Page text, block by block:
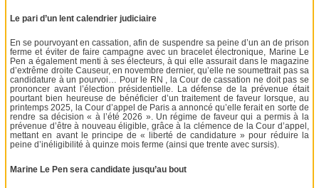
Le pari d’un lent calendrier judiciaire
En se pourvoyant en cassation, afin de suspendre sa peine d’un an de prison
ferme et éviter de faire campagne avec un bracelet électronique, Marine Le
Pen a également menti à ses électeurs, à qui elle assurait dans le magazine
d’extrême droite Causeur, en novembre dernier, qu’elle ne soumettrait pas sa
candidature à un pourvoi… Pour le RN , la Cour de cassation ne doit pas se
prononcer avant l’élection présidentielle. La défense de la prévenue était
pourtant bien heureuse de bénéficier d’un traitement de faveur lorsque, au
printemps 2025, la Cour d’appel de Paris a annoncé qu’elle ferait en sorte de
rendre sa décision « à l’été 2026 ». Un régime de faveur qui a permis à la
prévenue d’être à nouveau éligible, grâce à la clémence de la Cour d’appel,
mettant en avant le principe de « liberté de candidature » pour réduire la
peine d’inéligibilité à quinze mois ferme (ainsi que trente avec sursis).
Marine Le Pen sera candidate jusqu’au bout